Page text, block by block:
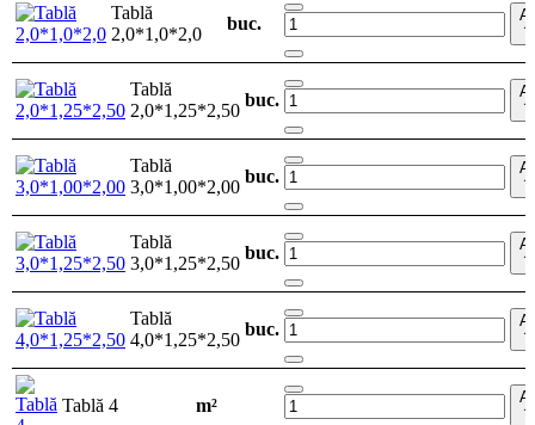
Tablă
2,0*1,0*2,0
buc.
Tablă
2,0*1,25*2,50
buc.
Tablă
3,0*1,00*2,00
buc.
Tablă
3,0*1,25*2,50
buc.
Tablă
4,0*1,25*2,50
buc.
Tablă 4 m²